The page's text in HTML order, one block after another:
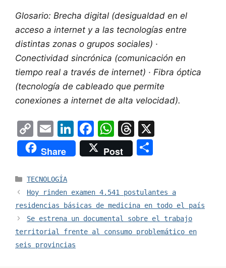
Glosario: Brecha digital (desigualdad en el
acceso a internet y a las tecnologías entre
distintas zonas o grupos sociales) ·
Conectividad sincrónica (comunicación en
tiempo real a través de internet) · Fibra óptica
(tecnología de cableado que permite
conexiones a internet de alta velocidad).
C
o
p
y
Li
n
k
E
m
ai
l
Li
n
k
dI
n
F
a
c
b
o
o
k
W
h
at
A
p
p
T
hr
e
d
s
Share Post
e
Categorías
TECNOLOGÍA
Hoy rinden examen 4.541 postulantes a
residencias básicas de medicina en todo el país
Se estrena un documental sobre el trabajo
territorial frente al consumo problemático en
seis provincias